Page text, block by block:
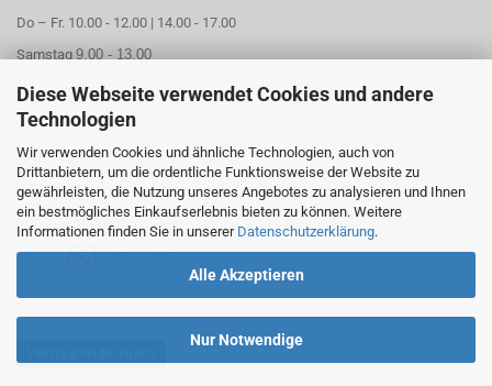
Diese Webseite verwendet Cookies und andere
Technologien
Wir verwenden Cookies und ähnliche Technologien, auch von
Drittanbietern, um die ordentliche Funktionsweise der Website zu
gewährleisten, die Nutzung unseres Angebotes zu analysieren und Ihnen
ein bestmögliches Einkaufserlebnis bieten zu können. Weitere
Informationen finden Sie in unserer Datenschutzerklärung.
Alle Akzeptieren
Nur Notwendige
Do – Fr. 10.00 - 12.00 | 14.00 - 17.00
Samstag 9.00 - 13.00
Mittwoch geschlossen
Online Termin aussuchen
FOLGEN SIE UNS